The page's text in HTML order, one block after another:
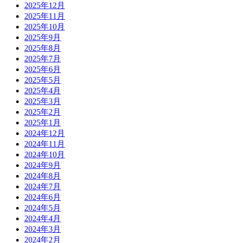
2025年12月
2025年11月
2025年10月
2025年9月
2025年8月
2025年7月
2025年6月
2025年5月
2025年4月
2025年3月
2025年2月
2025年1月
2024年12月
2024年11月
2024年10月
2024年9月
2024年8月
2024年7月
2024年6月
2024年5月
2024年4月
2024年3月
2024年2月